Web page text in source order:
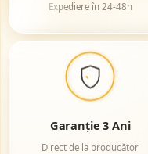
Expediere în 24-48h
Garanție 3 Ani
Direct de la producător